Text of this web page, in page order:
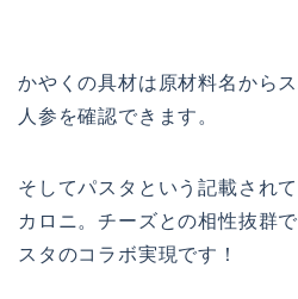
かやくの具材は原材料名から
人参を確認できます。
そしてパスタという記載され
カロニ。チーズとの相性抜群
スタのコラボ実現です！